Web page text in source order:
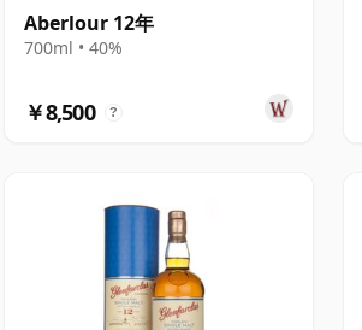
Aberlour 12年
700ml • 40%
￥8,500 ?